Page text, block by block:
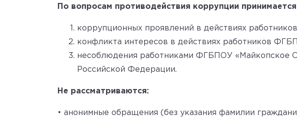
По вопросам противодействия коррупции
коррупционных проявлений в действиях
конфликта интересов в действиях работников
несоблюдения работниками ФГБПОУ «Майкопское
Российской Федерации.
Не рассматриваются:
• анонимные обращения (без указания фамилии